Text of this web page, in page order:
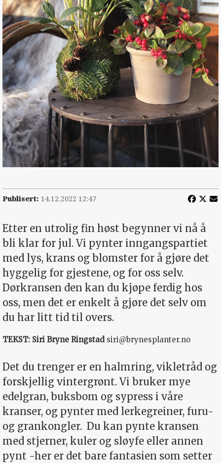
Publisert: 14.12.2022 12:47
Etter en utrolig fin høst begynner vi nå å
bli klar for jul. Vi pynter inngangspartiet
med lys, krans og blomster for å gjøre det
hyggelig for gjestene, og for oss selv.
Dørkransen den kan du kjøpe ferdig hos
oss, men det er enkelt å gjøre det selv om
du har litt tid til overs.
TEKST: Siri Bryne Ringstad siri@brynesplanter.no
Det du trenger er en halmring, vikletråd og
forskjellig vintergrønt. Vi bruker mye
edelgran, buksbom og sypress i våre
kranser, og pynter med lerkegreiner, furu-
og grankongler. Du kan pynte kransen
med stjerner, kuler og sløyfe eller annen
pynt -her er det bare fantasien som setter